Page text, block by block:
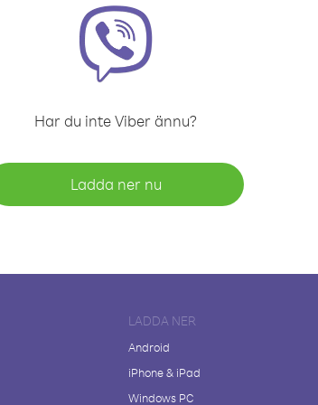
Har du inte Viber ännu?
Ladda ner nu
LADDA NER
Android
iPhone & iPad
Windows PC